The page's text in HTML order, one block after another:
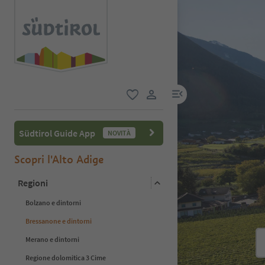
user link
menu link
Südtirol Guide App NOVITÀ
Scopri l'Alto Adige
Regioni
Bolzano e dintorni
Bressanone e dintorni
Merano e dintorni
Regione dolomitica 3 Cime